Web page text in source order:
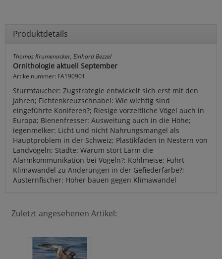
Produktdetails
Thomas Krumenacker, Einhard Bezzel
Ornithologie aktuell September
Artikelnummer: FA190901
Sturmtaucher: Zugstrategie entwickelt sich erst mit den
Jahren; Fichtenkreuzschnabel: Wie wichtig sind
eingeführte Koniferen?; Riesige vorzeitliche Vögel auch in
Europa; Bienenfresser: Ausweitung auch in die Höhe;
iegenmelker: Licht und nicht Nahrungsmangel als
Hauptproblem in der Schweiz; Plastikfäden in Nestern von
Landvögeln; Städte: Warum stört Lärm die
Alarmkommunikation bei Vögeln?; Kohlmeise: Führt
Klimawandel zu Änderungen in der Gefiederfarbe?;
Austernfischer: Höher bauen gegen Klimawandel
Zuletzt angesehenen Artikel: